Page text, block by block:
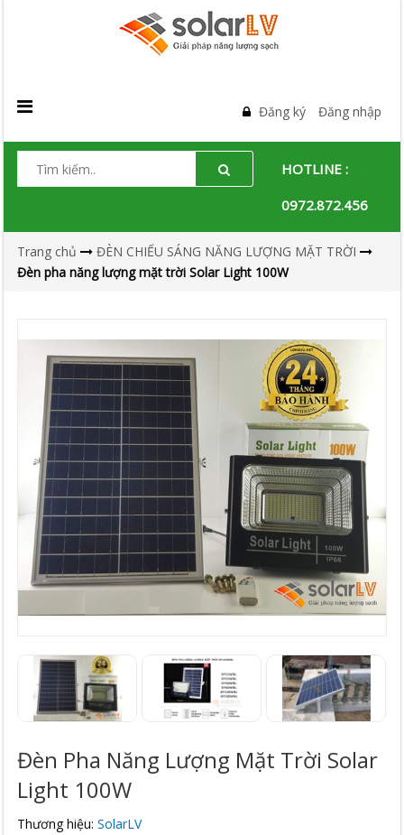
Đăng ký Đăng nhập
HOTLINE :
0972.872.456
Trang chủ
ĐÈN CHIẾU SÁNG NĂNG LƯỢNG MẶT TRỜI
Đèn pha năng lượng mặt trời Solar Light 100W
Đèn Pha Năng Lượng Mặt Trời Solar
Light 100W
Thương hiệu:SolarLV